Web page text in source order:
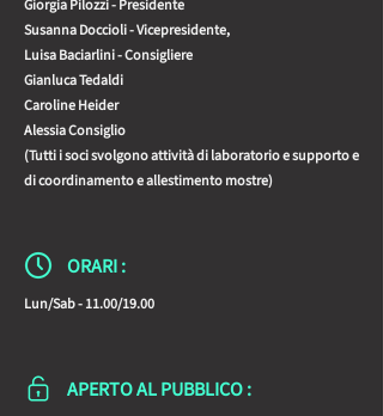
Giorgia Pilozzi - Presidente
Susanna Doccioli - Vicepresidente,
Luisa Baciarlini - Consigliere
Gianluca Tedaldi
Caroline Heider
Alessia Consiglio
(Tutti i soci svolgono attività di laboratorio e supporto e
di coordinamento e allestimento mostre)
ORARI :
Lun/Sab - 11.00/19.00
APERTO AL PUBBLICO :